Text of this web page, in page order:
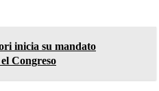
inicia su mandato
Congreso